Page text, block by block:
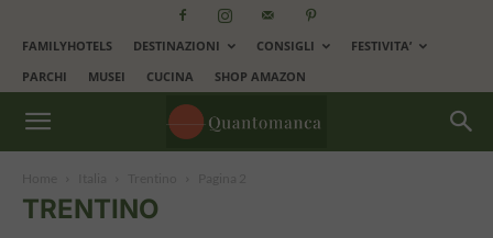
FAMILYHOTELS DESTINAZIONI CONSIGLI
FESTIVITA’
PARCHI
MUSEI CUCINA SHOP AMAZON
TRENTINO